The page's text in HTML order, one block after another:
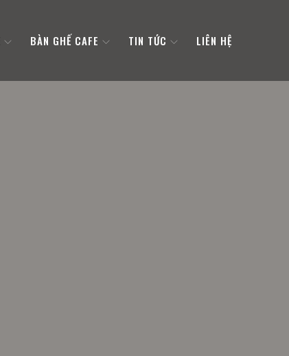
BÀN GHẾ CAFE TIN TỨC LIÊN HỆ